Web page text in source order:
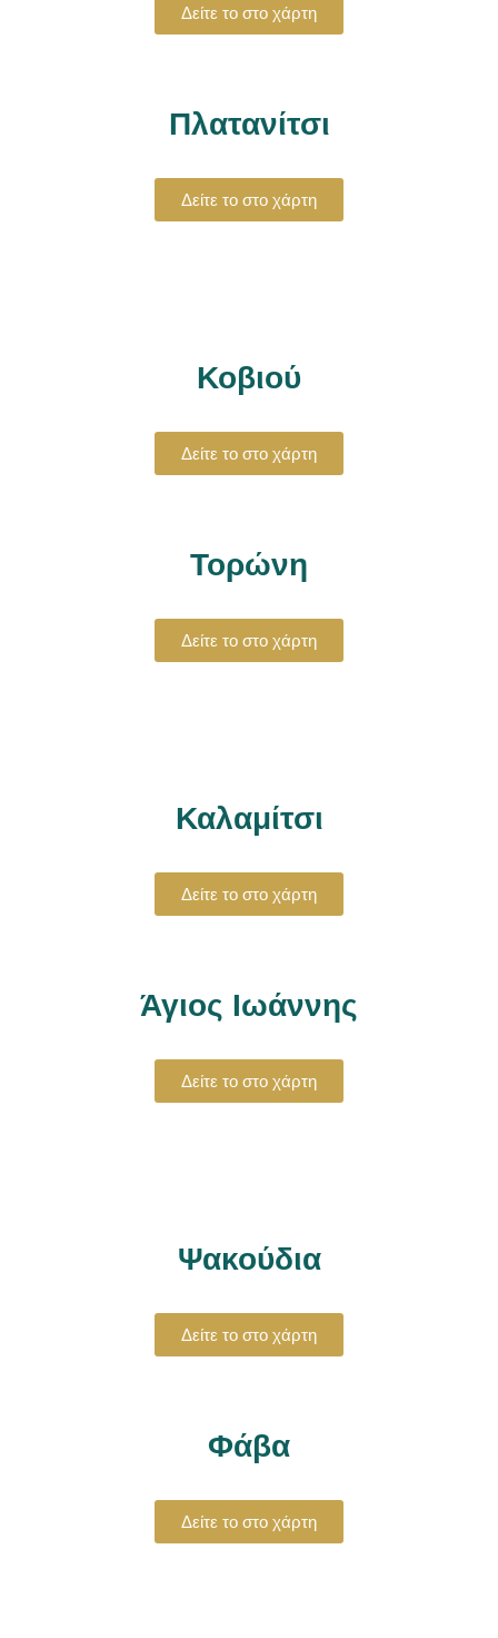
Δείτε το στο χάρτη
Πλατανίτσι
Δείτε το στο χάρτη
Κοβιού
Δείτε το στο χάρτη
Τορώνη
Δείτε το στο χάρτη
Καλαμίτσι
Δείτε το στο χάρτη
Άγιος Ιωάννης
Δείτε το στο χάρτη
Ψακούδια
Δείτε το στο χάρτη
Φάβα
Δείτε το στο χάρτη